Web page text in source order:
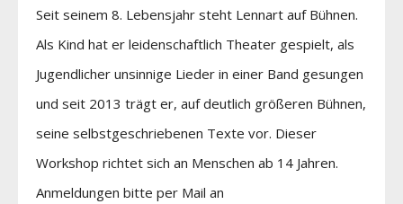
Seit seinem 8. Lebensjahr steht Lennart auf Bühnen.
Als Kind hat er leidenschaftlich Theater gespielt, als
Jugendlicher unsinnige Lieder in einer Band gesungen
und seit 2013 trägt er, auf deutlich größeren Bühnen,
seine selbstgeschriebenen Texte vor. Dieser
Workshop richtet sich an Menschen ab 14 Jahren.
Anmeldungen bitte per Mail an